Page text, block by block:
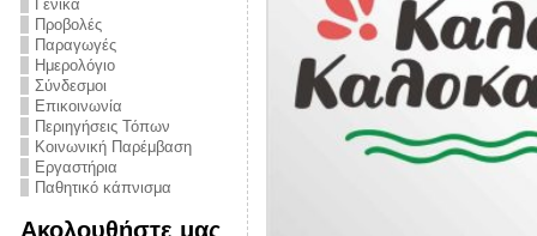
Γενικά
Προβολές
Παραγωγές
Ημερολόγιο
Σύνδεσμοι
Επικοινωνία
Περιηγήσεις Τόπων
Κοινωνική Παρέμβαση
Εργαστήρια
Παθητικό κάπνισμα
Ακολουθήστε μας
από την
την ημέρα
και
στο
Πρόληψης